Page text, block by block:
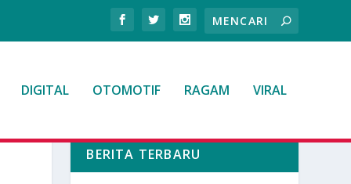
DIGITAL OTOMOTIF RAGAM VIRAL
BERITA TERBARU